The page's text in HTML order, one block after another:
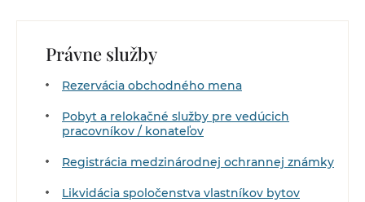
Právne služby
Rezervácia obchodného mena
Pobyt a relokačné služby pre vedúcich
pracovníkov / konateľov
Registrácia medzinárodnej ochrannej známky
Likvidácia spoločenstva vlastníkov bytov